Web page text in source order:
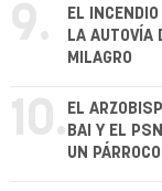
9.
EL
LA AUTOVÍA
MILAGRO
10. EL
BAI Y EL
UN